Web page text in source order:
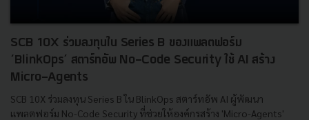
SCB 10X ร่วมลงทุนใน Series B ของแพลตฟอร์ม
‘BlinkOps’ สตาร์ทอัพ No-Code Security ใช้ AI สร้าง
Micro-Agents
SCB 10X ร่วมลงทุน Series B ใน BlinkOps สตาร์ทอัพ AI ผู้พัฒนา
แพลตฟอร์ม No-Code Security ที่ช่วยให้องค์กรสร้าง 'Micro-Agents'